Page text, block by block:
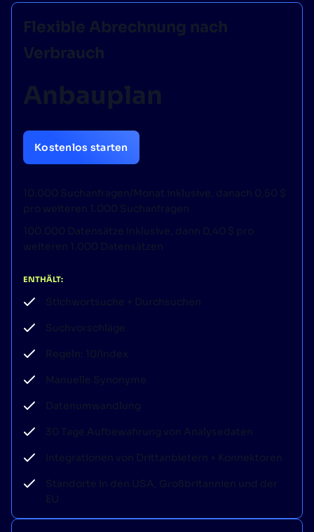
Flexible Abrechnung nach
Verbrauch
Anbauplan
Kostenlos starten
10.000 Suchanfragen/Monat inklusive, danach 0,50 $
pro weiteren 1.000 Suchanfragen
100.000 Datensätze inklusive, dann 0,40 $ pro
weiteren 1.000 Datensätzen
ENTHÄLT:
Stichwortsuche + Durchsuchen
Suchvorschläge
Regeln: 10/Index
Manuelle Synonyme
Datenumwandlung
30 Tage Aufbewahrung von Analysedaten
Integrationen von Drittanbietern + Konnektoren
Standorte in den USA, Großbritannien und der
EU